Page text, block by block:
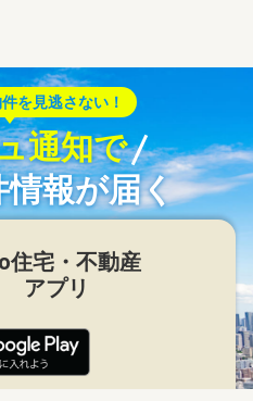
を見逃さない！
通知で
報が届く
住宅・不動産
アプリ